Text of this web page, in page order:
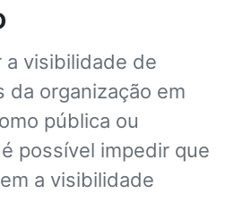
visibilidade de
da organização em
pública ou
possível impedir que
a visibilidade